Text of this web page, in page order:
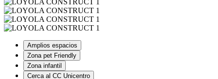
Amplios espacios
Zona pet Friendly
Zona infantil
Cerca al CC Unicentro